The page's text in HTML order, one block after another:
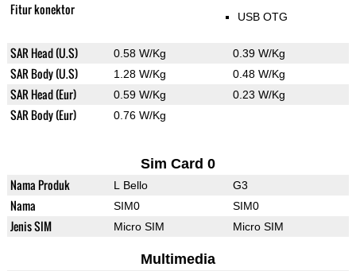
Fitur konektor USB OTG
SAR Head (U.S) 0.58 W/Kg 0.39 W/Kg
SAR Body (U.S) 1.28 W/Kg 0.48 W/Kg
SAR Head (Eur) 0.59 W/Kg 0.23 W/Kg
SAR Body (Eur) 0.76 W/Kg
Sim Card 0
Nama Produk L Bello G3
Nama SIM0 SIM0
Jenis SIM Micro SIM Micro SIM
Multimedia